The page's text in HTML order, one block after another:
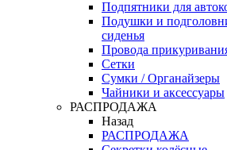
Подпятники для
Подушки и
сиденья
Провода
Сетки
Сумки / Органайзеры
Чайники и аксессуары
РАСПРОДАЖА
Назад
РАСПРОДАЖА